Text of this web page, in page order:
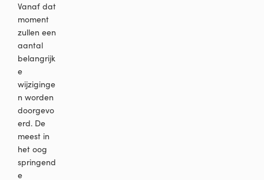
Vanaf dat
moment
zullen een
aantal
belangrijk
e
wijziginge
n worden
doorgevo
erd. De
meest in
het oog
springend
e